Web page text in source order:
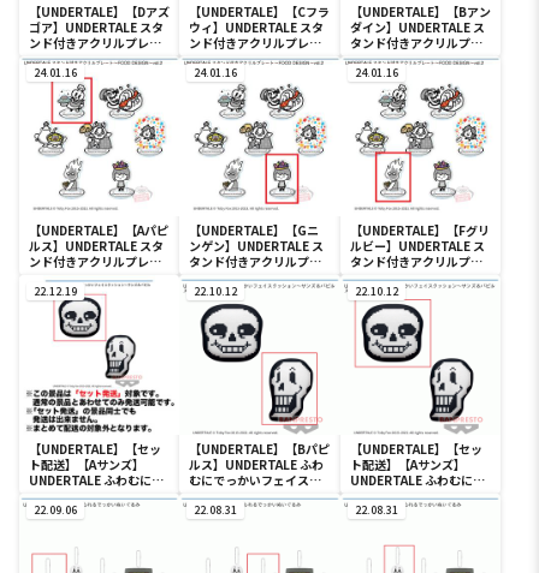
【UNDERTALE】【Dアズ
ゴア】UNDERTALE スタ
ンド付きアクリルプレー
ト～FOOD DESIGN～
vol.2
【UNDERTALE】【Cフラ
ウィ】UNDERTALE スタ
ンド付きアクリルプレー
ト～FOOD DESIGN～
vol.2
【UNDERTALE】【Bアン
ダイン】UNDERTALE ス
タンド付きアクリルプレ
ート～FOOD DESIGN～
vol.2
24.01.16
【UNDERTALE】【Aパピ
ルス】UNDERTALE スタ
ンド付きアクリルプレー
ト～FOOD DESIGN～
vol.2
24.01.16
【UNDERTALE】【Gニ
ンゲン】UNDERTALE ス
タンド付きアクリルプレ
ート～FOOD DESIGN～
vol.2
24.01.16
【UNDERTALE】【Fグリ
ルビー】UNDERTALE ス
タンド付きアクリルプレ
ート～FOOD DESIGN～
vol.2
22.12.19
【UNDERTALE】【セッ
ト配送】【Aサンズ】
UNDERTALE ふわむにで
っかいフェイスクッショ
ン～サンズ＆パピルス～
22.10.12
【UNDERTALE】【Bパピ
ルス】UNDERTALE ふわ
むにでっかいフェイスク
ッション～サンズ＆パピ
ルス～
22.10.12
【UNDERTALE】【セッ
ト配送】【Aサンズ】
UNDERTALE ふわむにで
っかいフェイスクッショ
ン～サンズ＆パピルス～
22.09.06 22.08.31 22.08.31